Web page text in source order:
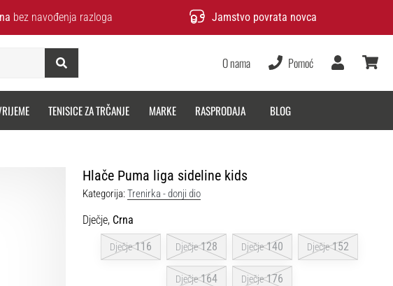
bez navođenja razloga Jamstvo povrata novca
O nama Pomoć
Korisnik
TENISICE ZA TRČANJE MARKE RASPRODAJA BLOG
Hlače Puma liga sideline kids
Kategorija:Trenirka - donji dio
Dječje, Crna
Dječje 116 Dječje 128 Dječje 140 Dječje 152
Dječje 164 Dječje 176